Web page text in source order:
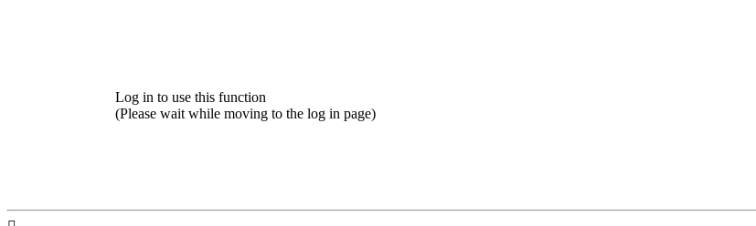
Log in to use this function
(Please wait while moving to the log in page)